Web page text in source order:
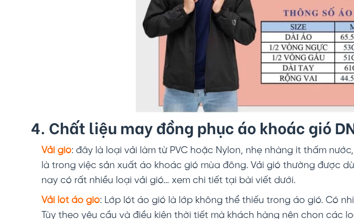
4. Chất liệu may đồng phục áo khoác gió
Vải gió: đây là loại vải làm từ PVC hoặc Nylon, nhẹ nhàng ít thấm
là trong việc sản xuất áo khoác gió mùa đông. Vải gió thường được
nay có rất nhiều loại vải gió… xem chi tiết tại bài viết dưới.
Vải lót áo gió: Lớp lót áo gió là lớp không thể thiếu trong áo gió. Có
Tùy theo yêu cầu và điều kiện thời tiết mà khách hàng nên chọn các